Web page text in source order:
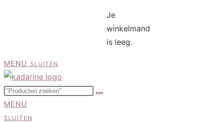
Je
winkelmand
is leeg.
MENU SLUITEN
MENU
SLUITEN